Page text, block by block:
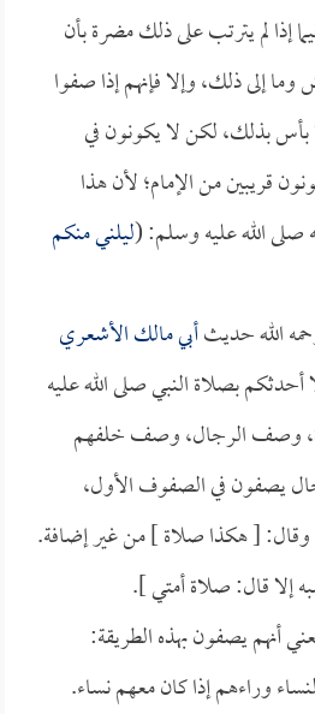
إذا لم يترتب على ذلك مضرة بأن
إلى ذلك، وإلا فإنهم إذا صفوا
بذلك، لكن لا يكونون في
قريبين من الإمام؛ لأن هذا
صلى الله عليه وسلم: (ليلني منكم
الله حديثأبي مالك الأشعري
بصلاة النبي صلى الله عليه
وصف الرجال، وصف خلفهم
يصفون في الصفوف الأول،
وقال: [ هكذا صلاة ] من غير إضافة.
إلا قال: صلاة أمتي ].
أنهم يصفون بهذه الطريقة:
وراءهم إذا كان معهم نساء.